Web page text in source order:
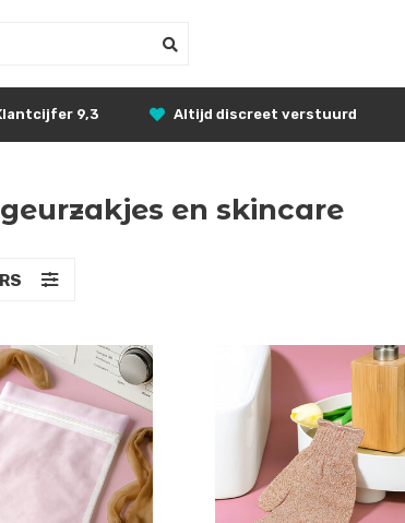
9,3 Altijd discreet verstuurd
en skincare